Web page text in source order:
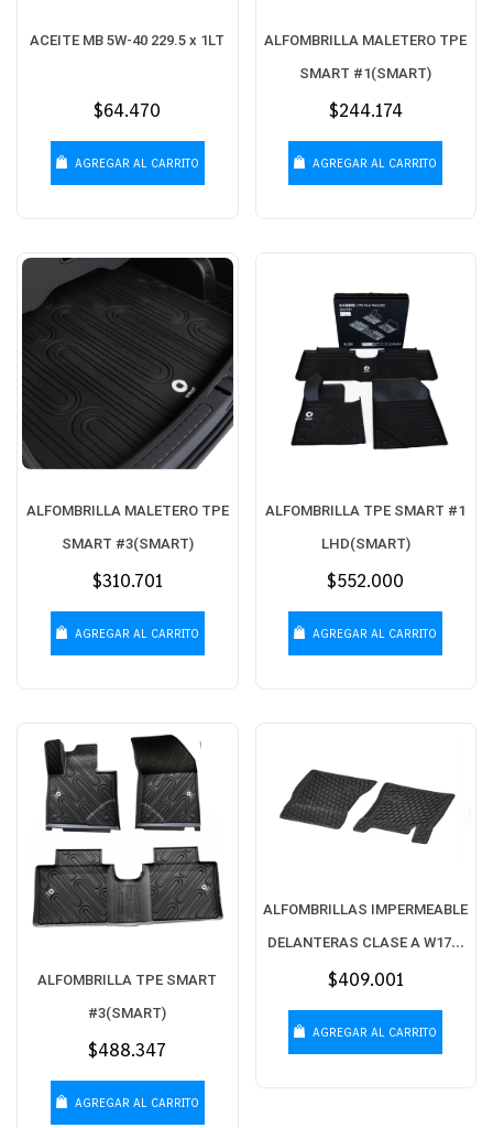
ACEITE MB 5W-40 229.5 x 1LT
Precio
$64.470
AGREGAR AL CARRITO
ALFOMBRILLA MALETERO TPE
SMART #1(SMART)
Precio
$244.174
AGREGAR AL CARRITO
ALFOMBRILLA MALETERO TPE
SMART #3(SMART)
Precio
$310.701
AGREGAR AL CARRITO
ALFOMBRILLA TPE SMART #1
LHD(SMART)
Precio
$552.000
AGREGAR AL CARRITO
ALFOMBRILLA TPE SMART
#3(SMART)
Precio
$488.347
AGREGAR AL CARRITO
ALFOMBRILLAS IMPERMEABLE
DELANTERAS CLASE A W177-
CLASE B W247-CLA W118
Precio
$409.001
AGREGAR AL CARRITO